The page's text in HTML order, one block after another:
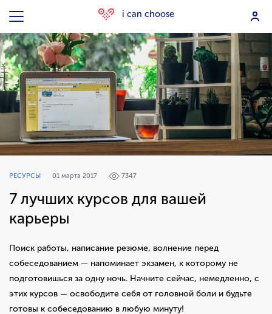
i can choose
РЕСУРСЫ 01 марта 2017 7347
7 лучших курсов для вашей
карьеры
Поиск работы, написание резюме, волнение перед
собеседованием — напоминает экзамен, к которому не
подготовишься за одну ночь. Начните сейчас, немедленно, с
этих курсов — освободите себя от головной боли и будьте
готовы к собеседованию в любую минуту!